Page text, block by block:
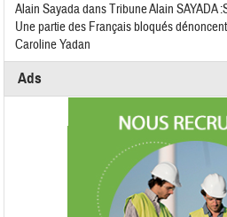
Alain SayadadansTribune Alain SAYADA
Une partie des Français bloqués
Caroline Yadan
Ads